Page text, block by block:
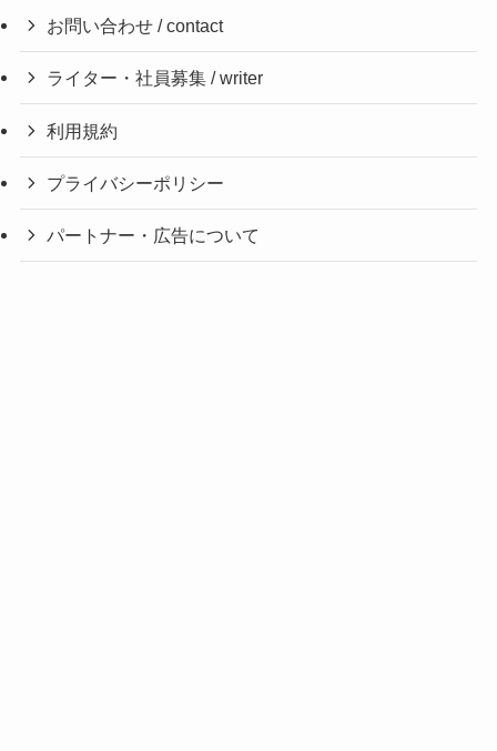
お問い合わせ / contact
ライター・社員募集 / writer
利用規約
プライバシーポリシー
パートナー・広告について